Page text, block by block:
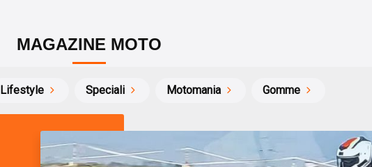
MAGAZINE MOTO
Lifestyle Speciali Motomania Gomme